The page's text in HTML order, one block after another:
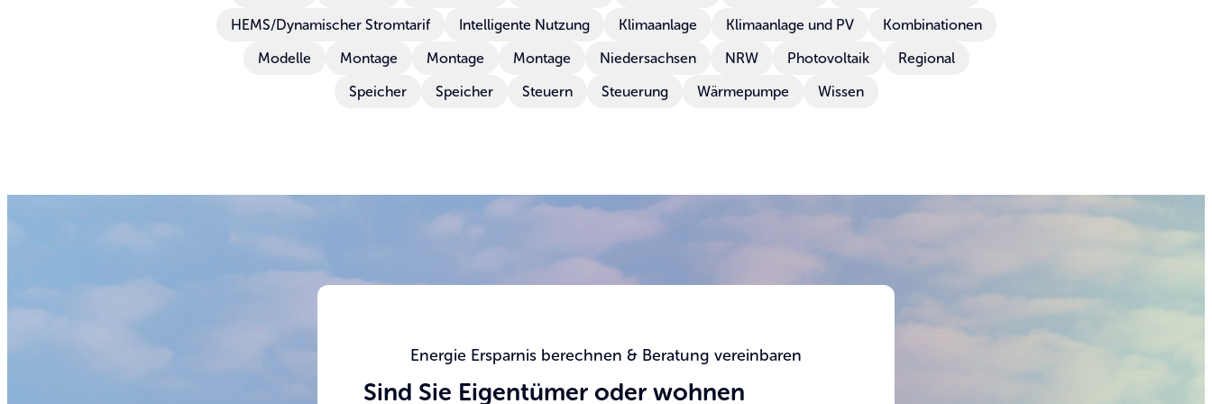
HEMS/Dynamischer Stromtarif Intelligente Nutzung Klimaanlage Klimaanlage und PV
Kombinationen
Modelle
Montage Montage Montage Niedersachsen NRW Photovoltaik
Regional
Speicher
Speicher Steuern Steuerung Wärmepumpe Wissen
Energie Ersparnis berechnen & Beratung vereinbaren
Sind Sie Eigentümer oder wohnen